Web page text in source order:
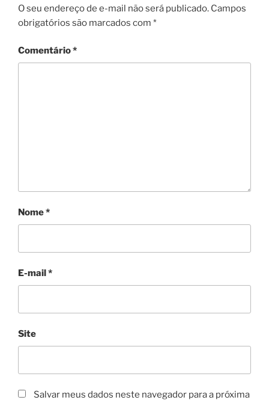
O seu endereço de e-mail não será publicado. Campos
obrigatórios são marcados com *
Comentário*
Nome*
E-mail*
Site
Salvar meus dados neste navegador para a próxima